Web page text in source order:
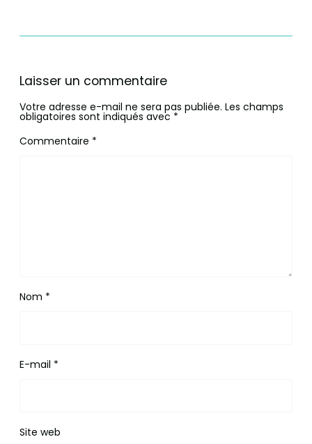
Laisser un commentaire
Votre adresse e-mail ne sera pas publiée. Les champs
obligatoires sont indiqués avec *
Commentaire *
Nom *
E-mail *
Site web